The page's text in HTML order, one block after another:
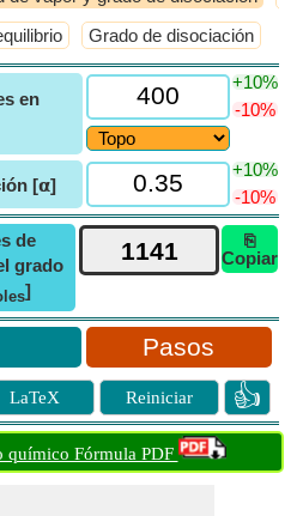
Grado de disociación
en
+10%
-10%
[𝝰]
+10%
-10%
de
grado
]
⎘
Copiar
Pasos
LaTeX Reiniciar 👍
químico Fórmula PDF